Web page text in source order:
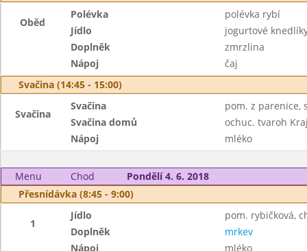
Oběd
Polévka
polévka rybí
Jídlo
jogurtové
Doplněk
zmrzlina
Nápoj
čaj
Svačina (14:45 - 15:00)
Svačina
Svačina
pom. z parenice,
Svačina domů
ochuc. tvaroh
Nápoj
mléko
Menu Chod
Pondělí 4. 6. 2018
Přesnídávka (8:45 - 9:00)
1
Jídlo
pom. rybičková,
Doplněk
mrkev
Nápoj
mléko